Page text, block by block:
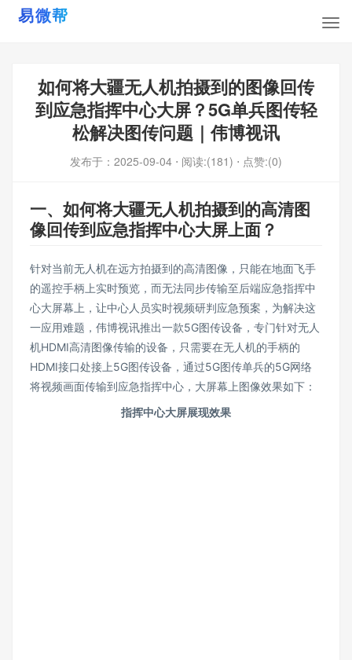
如何将大疆无人机拍摄到的图像回传
到应急指挥中心大屏？5G单兵图传轻
松解决图传问题｜伟博视讯
发布于： 2025-09-04 ⋅ 阅读:(181) ⋅ 点赞:(0)
一、如何将大疆无人机拍摄到的高清图
像回传到应急指挥中心大屏上面？
针对当前无人机在远方拍摄到的高清图像，只能在地面飞手
的遥控手柄上实时预览，而无法同步传输至后端应急指挥中
心大屏幕上，让中心人员实时视频研判应急预案，为解决这
一应用难题，伟博视讯推出一款5G图传设备，专门针对无人
机HDMI高清图像传输的设备，只需要在无人机的手柄的
HDMI接口处接上5G图传设备，通过5G图传单兵的5G网络
将视频画面传输到应急指挥中心，大屏幕上图像效果如下：
指挥中心大屏展现效果